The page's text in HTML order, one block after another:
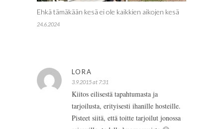
Ehkä tämäkään kesä ei ole kaikkien aikojen kesä
24.6.2024
LORA
3.9.2015 at 7:31
Kiitos eilisestä tapahtumasta ja
tarjoilusta, erityisesti ihanille hosteille.
Pisteet siitä, että toitte tarjoilut jonossa